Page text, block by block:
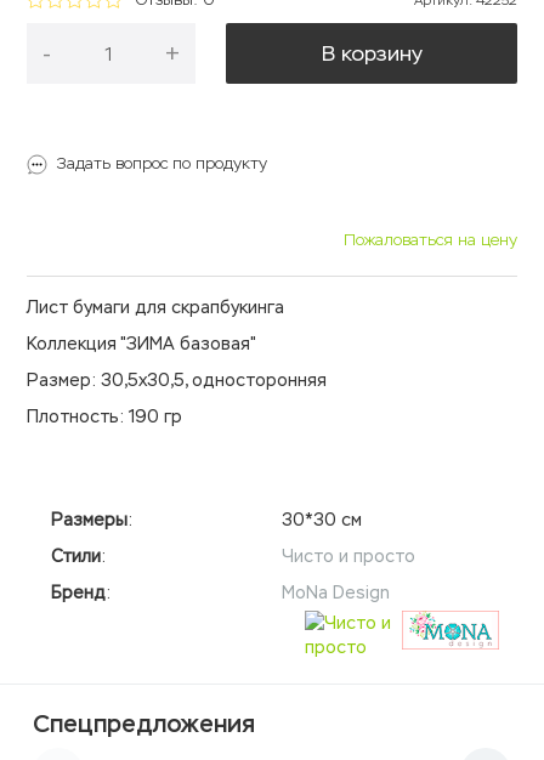
- + В корзину
Задать вопрос по продукту
Пожаловаться на цену
Лист бумаги для скрапбукинга
Коллекция "ЗИМА базовая"
Размер: 30,5х30,5, односторонняя
Плотность: 190 гр
Размеры:
30*30 см
Стили:
Чисто и просто
Бренд: MoNa Design
Спецпредложения